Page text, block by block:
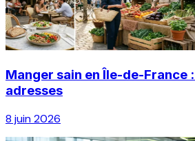
Manger sain en Île-de-France
adresses
8 juin 2026